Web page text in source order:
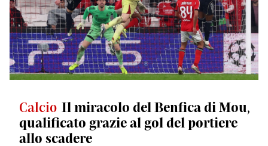
Calcio Il miracolo del Benfica di Mou,
qualificato grazie al gol del portiere
allo scadere